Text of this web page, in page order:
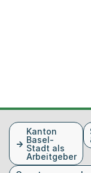
FusszeileKanton
Basel-
Stadt als
Arbeitgeber